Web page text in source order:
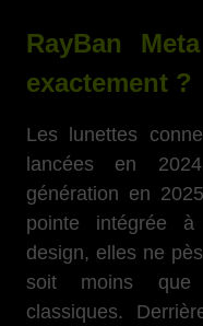
RayBan
exactement ?
Les lunettes
lancées en
génération en
pointe intégrée
design, elles ne
soit moins que
classiques.